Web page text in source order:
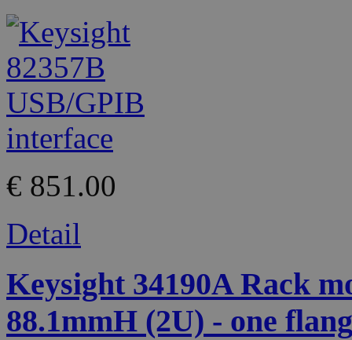
€ 851.00
Detail
Keysight 34190A Rack
88.1mmH (2U) - one